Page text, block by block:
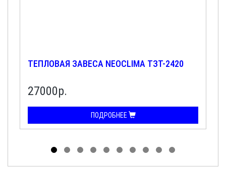
ТЕПЛОВАЯ ЗАВЕСА NEOCLIMA ТЗТ-2420
27000р.
ПОДРОБНЕЕ